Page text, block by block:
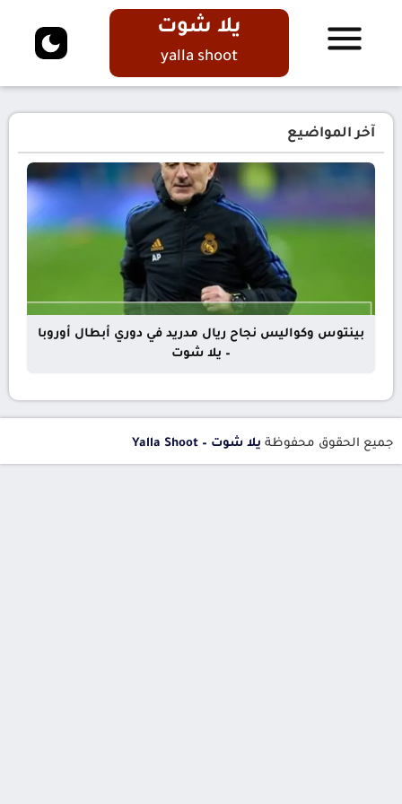
يلا شوت
yalla shoot
آخر المواضيع
بينتوس وكواليس نجاح ريال مدريد في دوري أبطال أوروبا
– يلا شوت
جميع الحقوق محفوظة يلا شوت – Yalla Shoot